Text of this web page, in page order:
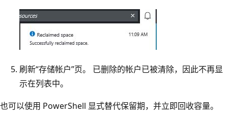
刷新“存储帐户”页。 已删除的帐户已被清除，因此不再显
示在列表中。
也可以使用 PowerShell 显式替代保留期，并立即回收容量。